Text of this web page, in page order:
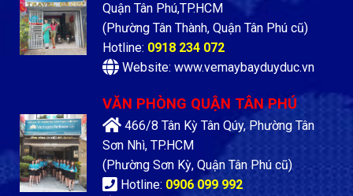
Quận Tân Phú,TP.HCM
(Phường Tân Thành, Quận Tân Phú cũ)
Hotline: 0918 234 072
Website: www.vemaybayduyduc.vn
VĂN PHÒNG QUẬN TÂN PHÚ
466/8 Tân Kỳ Tân Qúy, Phường Tân
Sơn Nhì, TP.HCM
(Phường Sơn Kỳ, Quận Tân Phú cũ)
Hotline: 0906 099 992